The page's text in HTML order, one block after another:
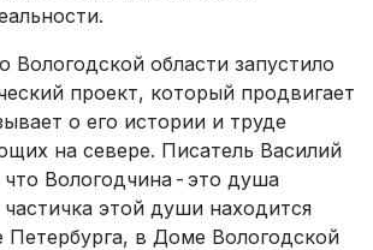
Вологодской области запустило
проект, который продвигает
о его истории и труде
на севере. Писатель Василий
Вологодчина - это душа
этой души находится
Петербурга, в Доме Вологодской